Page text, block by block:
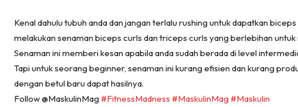
Kenal dahulu tubuh anda dan jangan terlalu rushing untuk dapatkan
melakukan senaman biceps curls dan triceps curls yang berlebihan
Senaman ini memberi kesan apabila anda sudah berada di level
Tapi untuk seorang beginner, senaman ini kurang efisien dan kurang
dengan betul baru dapat hasilnya.
Follow @MaskulinMag #FitnessMadness #MaskulinMag #Maskulin